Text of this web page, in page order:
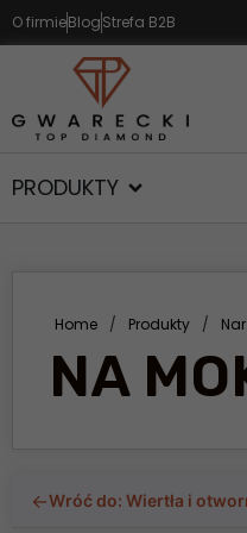
O firmieBlogStrefa B2B
PRODUKTY
Home / Produkty /
NA
←Wróć do: Wiertła i